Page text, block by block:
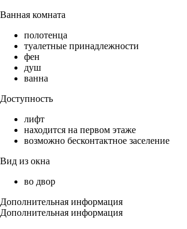
Ванная комната
полотенца
туалетные принадлежности
фен
душ
ванна
Доступность
лифт
находится на первом этаже
возможно бесконтактное заселение
Вид из окна
во двор
Дополнительная информация
Дополнительная информация